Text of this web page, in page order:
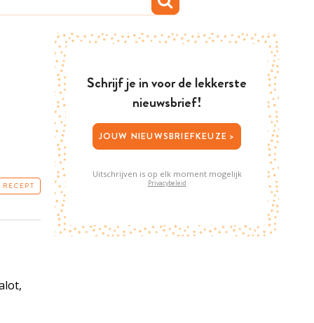
Schrijf je in voor de lekkerste
nieuwsbrief!
JOUW NIEUWSBRIEFKEUZE >
Uitschrijven is op elk moment mogelijk
Privacybeleid